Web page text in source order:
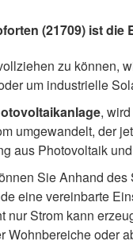
(21709) ist
zu können,
um industrielle
,
umgewandelt, der
aus Photovoltaik
Sie Anhand
eine vereinbarte
nur Strom kann
Wohnbereiche oder